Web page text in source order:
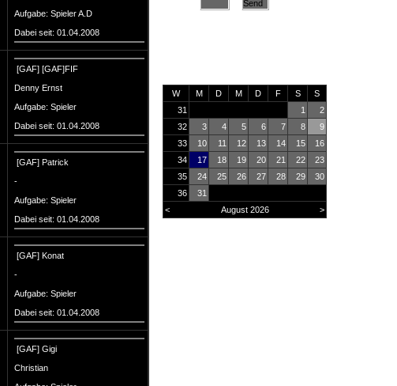
W M D M D F S
S
31
1
2
32
3 4 5 6 7 8
9
33
10 11 12 13 14 15
16
34
17 18 19 20 21 22
23
35
24 25 26 27 28 29
30
36
31
>
< August 2026
Aufgabe: Spieler A.D
Dabei seit: 01.04.2008
[GAF] [GAF]FIF
Denny Ernst
Aufgabe: Spieler
Dabei seit: 01.04.2008
[GAF] Patrick
-
Aufgabe: Spieler
Dabei seit: 01.04.2008
[GAF] Konat
-
Aufgabe: Spieler
Dabei seit: 01.04.2008
[GAF] Gigi
Christian